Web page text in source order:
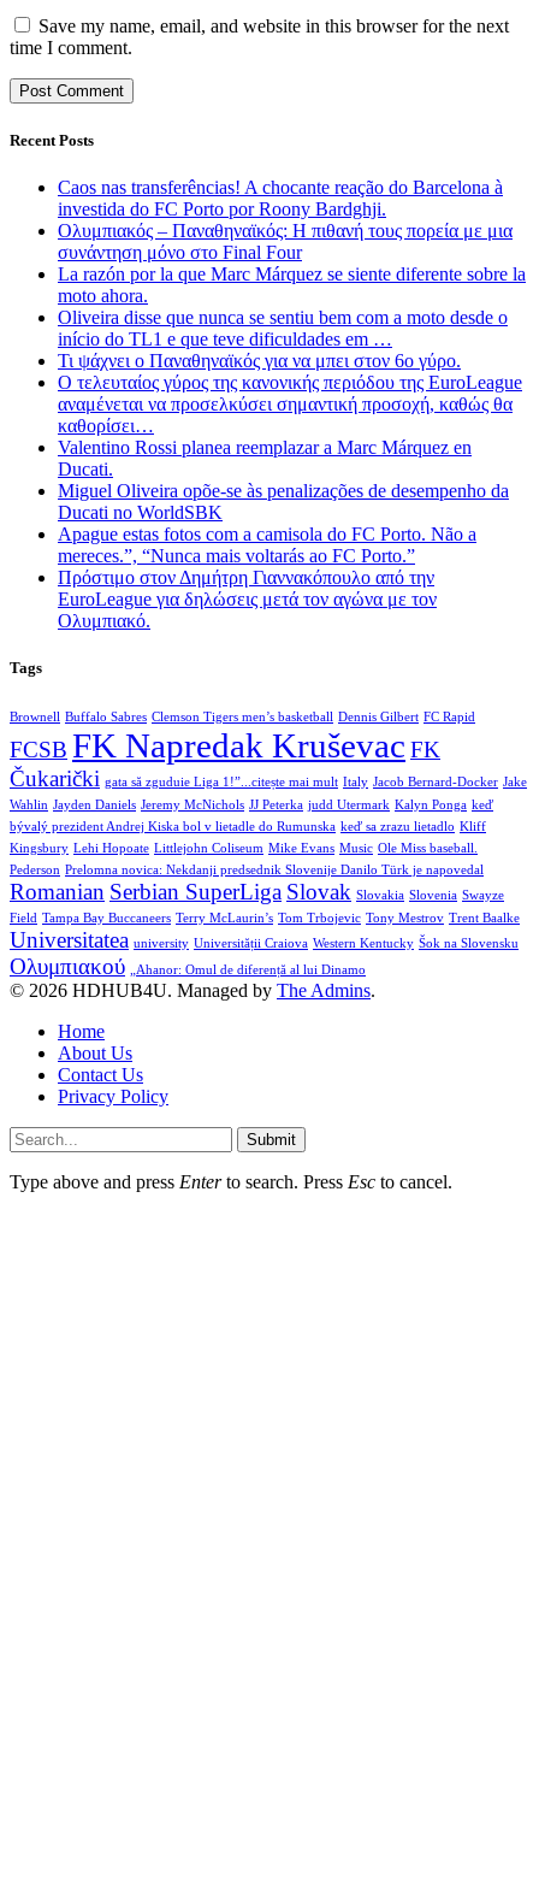
Save my name, email, and website in this browser for the next
time I comment.
Recent Posts
Caos nas transferências! A chocante reação do Barcelona à
investida do FC Porto por Roony Bardghji.
Ολυμπιακός – Παναθηναϊκός: Η πιθανή τους πορεία με μια
συνάντηση μόνο στο Final Four
La razón por la que Marc Márquez se siente diferente sobre la
moto ahora.
Oliveira disse que nunca se sentiu bem com a moto desde o
início do TL1 e que teve dificuldades em …
Τι ψάχνει ο Παναθηναϊκός για να μπει στον 6ο γύρο.
Ο τελευταίος γύρος της κανονικής περιόδου της EuroLeague
αναμένεται να προσελκύσει σημαντική προσοχή, καθώς θα
καθορίσει…
Valentino Rossi planea reemplazar a Marc Márquez en
Ducati.
Miguel Oliveira opõe-se às penalizações de desempenho da
Ducati no WorldSBK
Apague estas fotos com a camisola do FC Porto. Não a
mereces.”, “Nunca mais voltarás ao FC Porto.”
Πρόστιμο στον Δημήτρη Γιαννακόπουλο από την
EuroLeague για δηλώσεις μετά τον αγώνα με τον
Ολυμπιακό.
Tags
Brownell Buffalo Sabres Clemson Tigers men’s basketball Dennis Gilbert FC Rapid
FCSB FK Napredak Kruševac FK
Čukarički gata să zguduie Liga 1!”...citește mai mult Italy Jacob Bernard-Docker Jake
Wahlin Jayden Daniels Jeremy McNichols JJ Peterka judd Utermark Kalyn Ponga keď
bývalý prezident Andrej Kiska bol v lietadle do Rumunska keď sa zrazu lietadlo Kliff
Kingsbury Lehi Hopoate Littlejohn Coliseum Mike Evans Music Ole Miss baseball.
Pederson Prelomna novica: Nekdanji predsednik Slovenije Danilo Türk je napovedal
Romanian Serbian SuperLiga Slovak Slovakia Slovenia Swayze
Field Tampa Bay Buccaneers Terry McLaurin’s Tom Trbojevic Tony Mestrov Trent Baalke
Universitatea university Universității Craiova Western Kentucky Šok na Slovensku
Ολυμπιακού „Ahanor: Omul de diferență al lui Dinamo
© 2026 HDHUB4U. Managed by The Admins.
Home
About Us
Contact Us
Privacy Policy
Submit
Type above and press Enterto search. Press Esc to cancel.